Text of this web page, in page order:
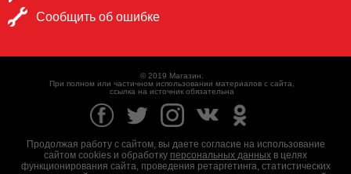
Сообщить об ошибке
© 2019 Магазин.
При полном или частичном использовании материалов с сайта,
ссылка на источник обязательна
Продолжая работу с сайтом, вы даете согласие на использование
сайтом cookies и обработку персональных данных в целях
функционирования сайта, проведения ретаргетинга, статистических